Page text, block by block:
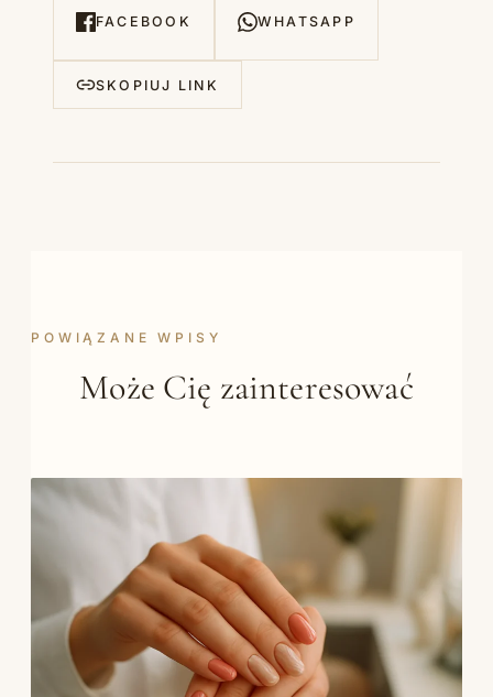
FACEBOOK WHATSAPP
SKOPIUJ LINK
POWIĄZANE WPISY
Może Cię zainteresować